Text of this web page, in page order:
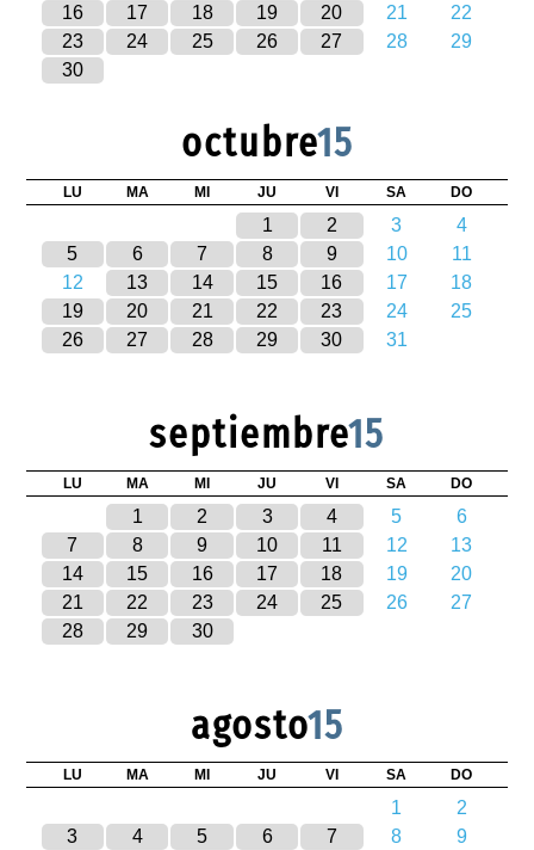
16
17 18 19 20 21
22
23
24 25 26 27 28
29
30
octubre15
LU MA MI JU VI SA DO
1 2 3
4
5
6 7 8 9 10
11
12
13 14 15 16 17
18
19
20 21 22 23 24
25
26
27 28 29 30 31
septiembre15
LU MA MI JU VI SA DO
1 2 3 4 5
6
7
8 9 10 11 12
13
14
15 16 17 18 19
20
21
22 23 24 25 26
27
28
29 30
agosto15
LU MA MI JU VI SA DO
1
2
3
4 5 6 7 8
9